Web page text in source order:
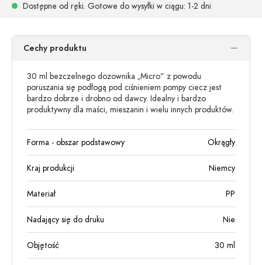
Dostępne od ręki. Gotowe do wysyłki w ciągu: 1-2 dni
Cechy produktu
30 ml bezczelnego dozownika „Micro” z powodu
poruszania się podłogą pod ciśnieniem pompy ciecz jest
bardzo dobrze i drobno od dawcy. Idealny i bardzo
produktywny dla maści, mieszanin i wielu innych produktów.
Forma - obszar podstawowy Okrągły
Kraj produkcji Niemcy
Materiał PP
Nadający się do druku Nie
Objętość 30 ml